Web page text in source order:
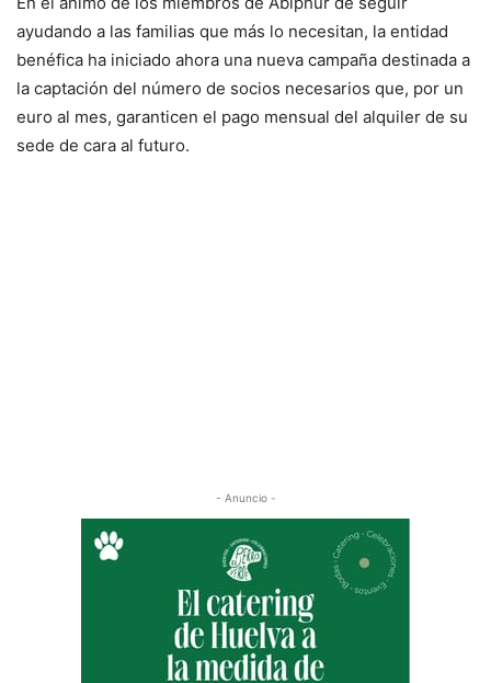
ayudando a las familias que más lo necesitan, la entidad
benéfica ha iniciado ahora una nueva campaña destinada a
la captación del número de socios necesarios que, por un
euro al mes, garanticen el pago mensual del alquiler de su
sede de cara al futuro.
- Anuncio -